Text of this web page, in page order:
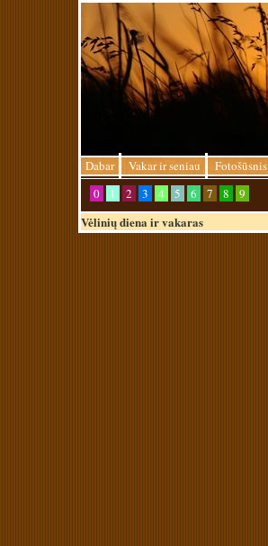
Dabar Vakar ir seniau Fotošūsnis
0
1 2 3 4 5 6 7 8 9
Vėlinių diena ir vakaras